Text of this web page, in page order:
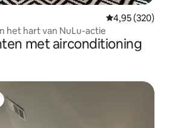
Gemiddelde
4,95 (320)
het hart van NuLu-actie
met airconditioning